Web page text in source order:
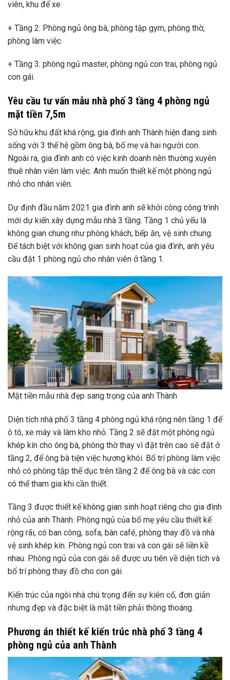
viên, khu để xe
+ Tầng 2: Phòng ngủ ông bà, phòng tập gym, phòng thờ,
phòng làm việc
+ Tầng 3: phòng ngủ master, phòng ngủ con trai, phòng ngủ
con gái.
Yêu cầu tư vấn mẫu nhà phố 3 tầng 4 phòng ngủ
mặt tiền 7,5m
Sở hữu khu đất khá rộng, gia đình anh Thành hiện đang sinh
sống với 3 thế hệ gồm ông bà, bố mẹ và hai người con.
Ngoài ra, gia đình anh có việc kinh doanh nên thường xuyên
thuê nhân viên làm việc. Anh muốn thiết kế một phòng ngủ
nhỏ cho nhân viên.
Dự định đầu năm 2021 gia đình anh sẽ khởi công công trình
mới dự kiến ​​xây dựng mẫu nhà 3 tầng. Tầng 1 chủ yếu là
không gian chung như phòng khách, bếp ăn, vệ sinh chung.
Để tách biệt với không gian sinh hoạt của gia đình, anh yêu
cầu đặt 1 phòng ngủ cho nhân viên ở tầng 1.
Mặt tiền mẫu nhà đẹp sang trọng của anh Thành
Diện tích nhà phố 3 tầng 4 phòng ngủ khá rộng nên tầng 1 để
ô tô, xe máy và làm kho nhỏ. Tầng 2 sẽ đặt một phòng ngủ
khép kín cho ông bà, phòng thờ thay vì đặt trên cao sẽ đặt ở
tầng 2, để ông bà tiện việc hương khói. Bố trí phòng làm việc
nhỏ có phòng tập thể dục trên tầng 2 để ông bà và các con
có thể tham gia khi cần thiết.
Tầng 3 được thiết kế không gian sinh hoạt riêng cho gia đình
nhỏ của anh Thành. Phòng ngủ của bố mẹ yêu cầu thiết kế
rộng rãi, có ban công, sofa, bàn café, phòng thay đồ và nhà
vệ sinh khép kín. Phòng ngủ con trai và con gái sẽ liền kề
nhau. Phòng ngủ của con gái sẽ được ưu tiên về diện tích và
bố trí phòng thay đồ cho con gái.
Kiến trúc của ngôi nhà chú trọng đến sự kiên cố, đơn giản
nhưng đẹp và đặc biệt là mặt tiền phải thông thoáng.
Phương án thiết kế kiến ​​trúc nhà phố 3 tầng 4
phòng ngủ của anh Thành